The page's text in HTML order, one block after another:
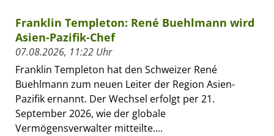
Franklin Templeton: René Buehlmann wird
Asien-Pazifik-Chef
07.08.2026, 11:22 Uhr
Franklin Templeton hat den Schweizer René
Buehlmann zum neuen Leiter der Region Asien-
Pazifik ernannt. Der Wechsel erfolgt per 21.
September 2026, wie der globale
Vermögensverwalter mitteilte....